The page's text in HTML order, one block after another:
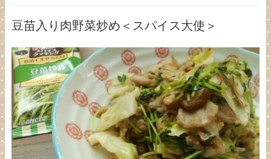
豆苗入り肉野菜炒め＜スパイス大使＞